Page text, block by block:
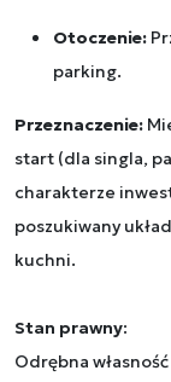
Otoczenie:
parking.
Przeznaczenie:
start (dla singla,
charakterze
poszukiwany
kuchni.
Stan prawny:
Odrębna